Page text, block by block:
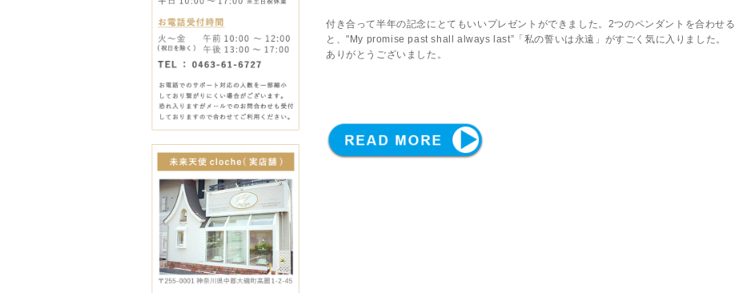
付き合って半年の記念にとてもいいプレゼントができました。2つのペンダントを合わせる
と、"My promise past shall always last”「私の誓いは永遠」がすごく気に入りました。
ありがとうございました。